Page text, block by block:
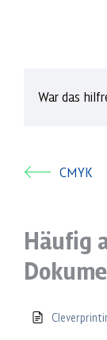
War das
CMYK
Häufig